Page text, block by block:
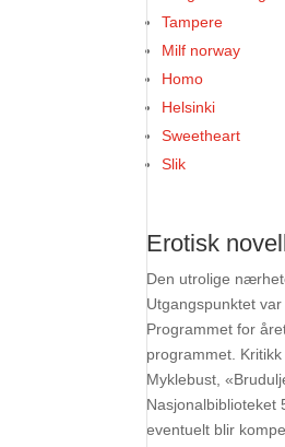
Tampere
Milf norway
Homo
Helsinki
Sweetheart
Slik
Erotisk
Den utrolige
Utgangspunktet
Programmet for
programmet.
Myklebust,
Nasjonalbiblioteket
eventuelt blir